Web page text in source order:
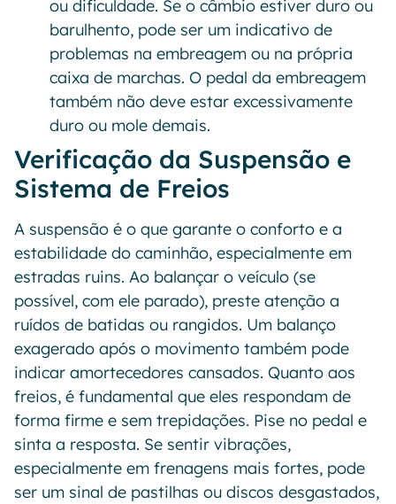
ou dificuldade. Se o câmbio estiver duro ou
barulhento, pode ser um indicativo de
problemas na embreagem ou na própria
caixa de marchas. O pedal da embreagem
também não deve estar excessivamente
duro ou mole demais.
Verificação da Suspensão e
Sistema de Freios
A suspensão é o que garante o conforto e a
estabilidade do caminhão, especialmente em
estradas ruins. Ao balançar o veículo (se
possível, com ele parado), preste atenção a
ruídos de batidas ou rangidos. Um balanço
exagerado após o movimento também pode
indicar amortecedores cansados. Quanto aos
freios, é fundamental que eles respondam de
forma firme e sem trepidações. Pise no pedal e
sinta a resposta. Se sentir vibrações,
especialmente em frenagens mais fortes, pode
ser um sinal de pastilhas ou discos desgastados,